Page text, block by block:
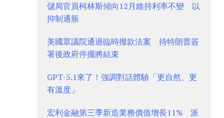
儲局官員柯林斯傾向12月維持利率不變 以
抑制通脹
美國眾議院通過臨時撥款法案 待特朗普簽
署後政府停擺將結束
GPT-5.1來了！強調對話體驗「更自然、更
有溫度」
宏利金融第三季新造業務價值增長11% 派